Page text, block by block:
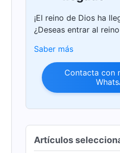
¡El reino de Dios ha
¿Deseas entrar al
Saber más
Contacta con
Artículos